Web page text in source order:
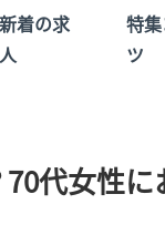
新着の求
人
特
ツ
代女性